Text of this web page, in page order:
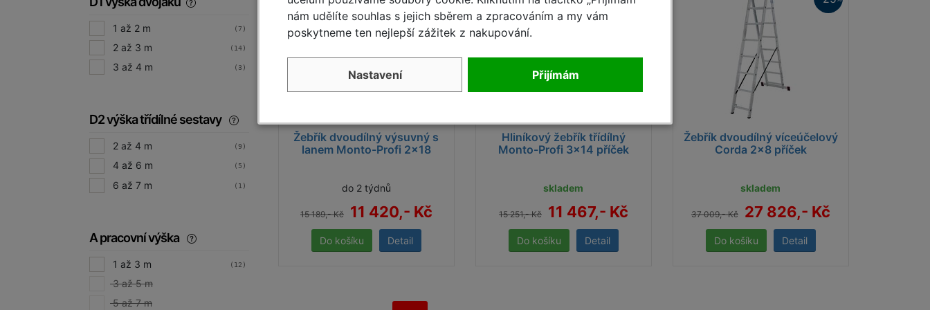
1 až 2 m (7)
2 až 3 m (14)
3 až 4 m (3)
D2 výška třídílné sestavy
2 až 4 m (9)
4 až 6 m (5)
6 až 7 m (1)
A pracovní výška
1 až 3 m (12)
3 až 5 m
5 až 7 m
Žebřík dvoudílný výsuvný s
lanem Monto-Profi 2x18
do 2 týdnů
15 189,- Kč 11 420,- Kč
Detail
Hliníkový žebřík třídílný
Monto-Profi 3x14 příček
skladem
15 251,- Kč 11 467,- Kč
Detail
Žebřík dvoudílný víceúčelový
Corda 2x8 příček
skladem
37 009,- Kč 27 826,- Kč
Detail
nám udělíte souhlas s jejich sběrem a zpracováním a my vám
poskytneme ten nejlepší zážitek z nakupování.
Nastavení Přijímám